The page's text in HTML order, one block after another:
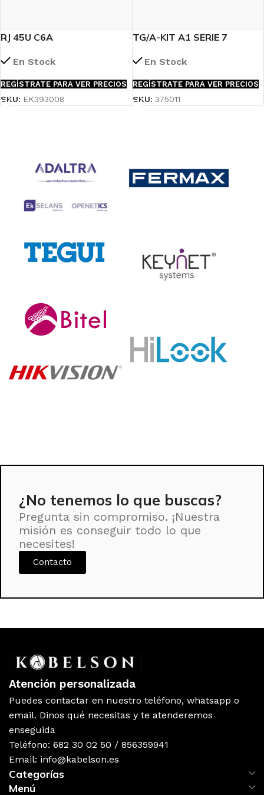
RJ 45U C6A
En Stock
REGÍSTRATE PARA VER PRECIOS
SKU: EK393008
TG/A-KIT A1 SERIE 7
En Stock
REGÍSTRATE PARA VER PRECIOS
SKU: 375011
¿No tenemos lo que buscas?
Pregunta sin compromiso. ¡Nuestra
misión es conseguir todo lo que
necesites!
Contacto
Atención personalizada
Puedes contactar en nuestro teléfono, whatsapp o
email. Dinos qué necesitas y te atenderemos
enseguida
Teléfono: 682 30 02 50 / 856359941
Email: info@kabelson.es
Categorías
Menú